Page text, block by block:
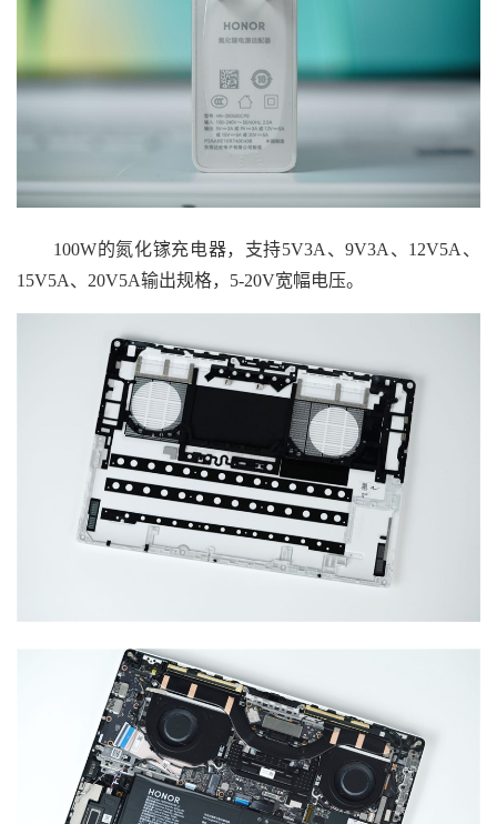
100W的氮化镓充电器，支持5V3A、9V3A、12V5A、
15V5A、20V5A输出规格，5-20V宽幅电压。